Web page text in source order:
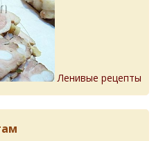
Ленивые рецепты